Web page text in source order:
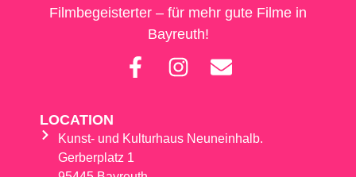
Filmbegeisterter – für mehr gute Filme in
Bayreuth!
LOCATION
Kunst- und Kulturhaus Neuneinhalb.
Gerberplatz 1